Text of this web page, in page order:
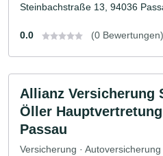
Steinbachstraße 13, 94036
0.0 (0 Bewertungen)
Allianz Versicherung
Öller
Passau
Versicherung · Autoversicherung